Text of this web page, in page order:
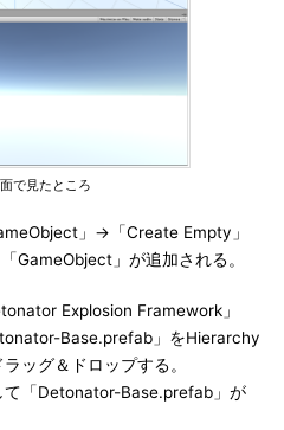
で見たところ
」→「Create Empty」
GameObject」が追加される。
Explosion Framework」
Base.prefab」をHierarchy
ッグ＆ドロップする。
て「Detonator-Base.prefab」が